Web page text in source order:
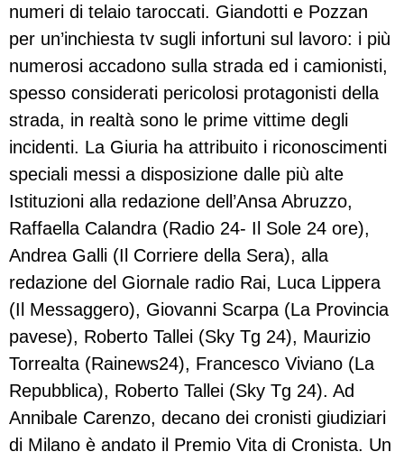
numeri di telaio taroccati. Giandotti e Pozzan
per un’inchiesta tv sugli infortuni sul lavoro: i più
numerosi accadono sulla strada ed i camionisti,
spesso considerati pericolosi protagonisti della
strada, in realtà sono le prime vittime degli
incidenti. La Giuria ha attribuito i riconoscimenti
speciali messi a disposizione dalle più alte
Istituzioni alla redazione dell’Ansa Abruzzo,
Raffaella Calandra (Radio 24- Il Sole 24 ore),
Andrea Galli (Il Corriere della Sera), alla
redazione del Giornale radio Rai, Luca Lippera
(Il Messaggero), Giovanni Scarpa (La Provincia
pavese), Roberto Tallei (Sky Tg 24), Maurizio
Torrealta (Rainews24), Francesco Viviano (La
Repubblica), Roberto Tallei (Sky Tg 24). Ad
Annibale Carenzo, decano dei cronisti giudiziari
di Milano è andato il Premio Vita di Cronista. Un